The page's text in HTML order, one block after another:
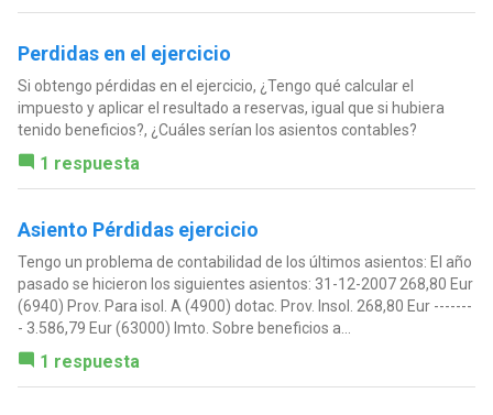
Perdidas en el ejercicio
Si obtengo pérdidas en el ejercicio, ¿Tengo qué calcular el
impuesto y aplicar el resultado a reservas, igual que si hubiera
tenido beneficios?, ¿Cuáles serían los asientos contables?
1 respuesta
Asiento Pérdidas ejercicio
Tengo un problema de contabilidad de los últimos asientos: El año
pasado se hicieron los siguientes asientos: 31-12-2007 268,80 Eur
(6940) Prov. Para isol. A (4900) dotac. Prov. Insol. 268,80 Eur -------
- 3.586,79 Eur (63000) Imto. Sobre beneficios a...
1 respuesta